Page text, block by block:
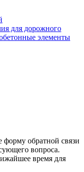
для дорожного
элементы
обратной связи
вопроса.
время для